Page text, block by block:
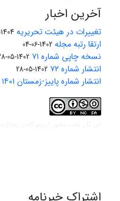
آخرین اخبار
تغییرات در هیئت تحریریه 1404-02-01
ارتقا رتبه مجله 1402-06-04
نسخه چاپی شماره ۷۱ 1402-05-28
انتشار شماره ۷۲ 1402-05-28
انتشار شماره پاییز-زمستان ۱۴۰۱